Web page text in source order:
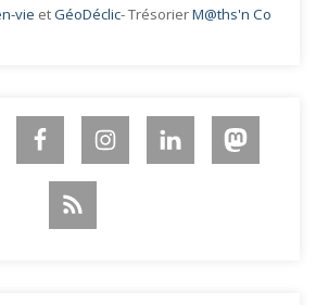
vie etGéoDéclic- TrésorierM@ths'n Co